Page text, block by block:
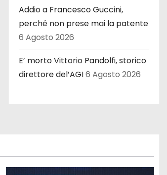
Addio a Francesco Guccini,
perché non prese mai la patente
6 Agosto 2026
E’ morto Vittorio Pandolfi, storico
direttore del’AGI6 Agosto 2026